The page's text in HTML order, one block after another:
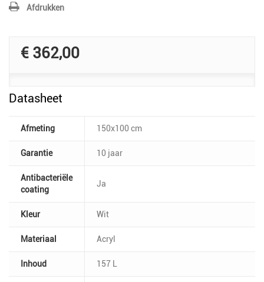
Afdrukken
€ 362,00
Datasheet
Afmeting 150x100 cm
Garantie 10 jaar
Antibacteriële
coating
Ja
Kleur Wit
Materiaal Acryl
Inhoud 157 L